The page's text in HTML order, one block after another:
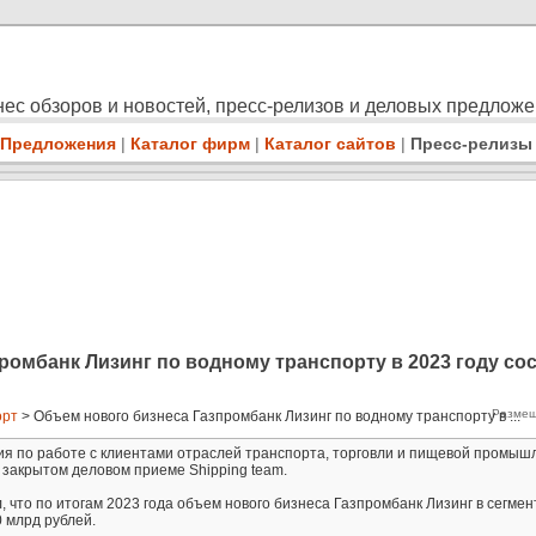
обзоров и новостей, пресс-релизов и деловых
Предложения | Каталог фирм | Каталог сайтов | Пресс-релизы
Лизинг по водному транспорту в 2023 году
> Объем нового бизнеса Газпромбанк Лизинг по водному транспорту в ...
по работе с клиентами отраслей транспорта, торговли и пищевой
закрытом деловом приеме Shipping team.
по итогам 2023 года объем нового бизнеса Газпромбанк Лизинг в
млрд рублей.